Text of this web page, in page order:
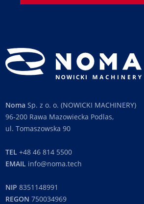
Noma Sp. z o. o. (NOWICKI MACHINERY)
96-200 Rawa Mazowiecka Podlas,
ul. Tomaszowska 90
TEL +48 46 814 5500
EMAIL info@noma.tech
NIP 8351148991
REGON 750034969